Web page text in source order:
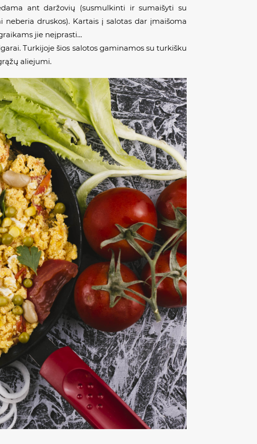
ant daržovių (susmulkinti ir sumaišyti su
druskos). Kartais į salotas dar įmaišoma
jie neįprasti…
Turkijoje šios salotos gaminamos su turkišku
aliejumi.